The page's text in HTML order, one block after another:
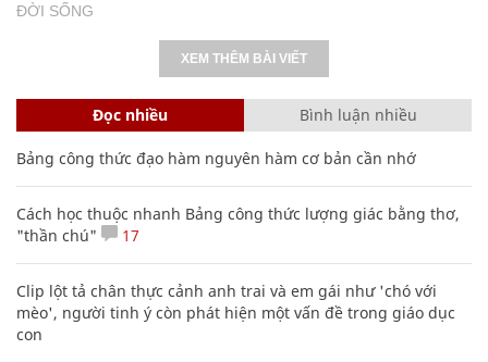
ĐỜI SỐNG
XEM THÊM BÀI VIẾT
Đọc nhiều Bình luận nhiều
Bảng công thức đạo hàm nguyên hàm cơ bản cần nhớ
Cách học thuộc nhanh Bảng công thức lượng giác bằng thơ,
"thần chú"
17
Clip lột tả chân thực cảnh anh trai và em gái như 'chó với
mèo', người tinh ý còn phát hiện một vấn đề trong giáo dục
con